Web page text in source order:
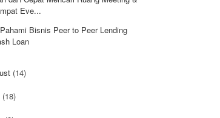
Eve...
Bisnis Peer to Peer Lending
Loan
(14)
(18)